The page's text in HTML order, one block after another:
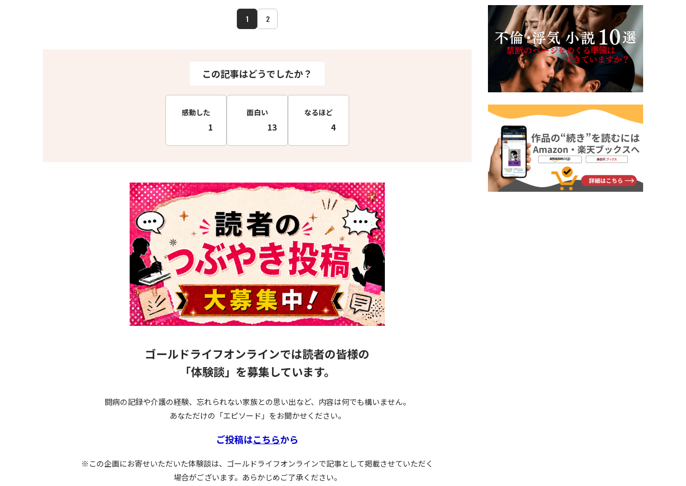
1 2
この記事はどうでしたか？
感動した
1
面白い
13
なるほど
4
ゴールドライフオンラインでは読者の皆様の
「体験談」を募集しています。
闘病の記録や介護の経験、忘れられない家族との思い出など、内容は何でも構いません。
あなただけの「エピソード」をお聞かせください。
ご投稿はこちらから
※この企画にお寄せいただいた体験談は、ゴールドライフオンラインで記事として掲載させていただく
場合がございます。あらかじめご了承ください。